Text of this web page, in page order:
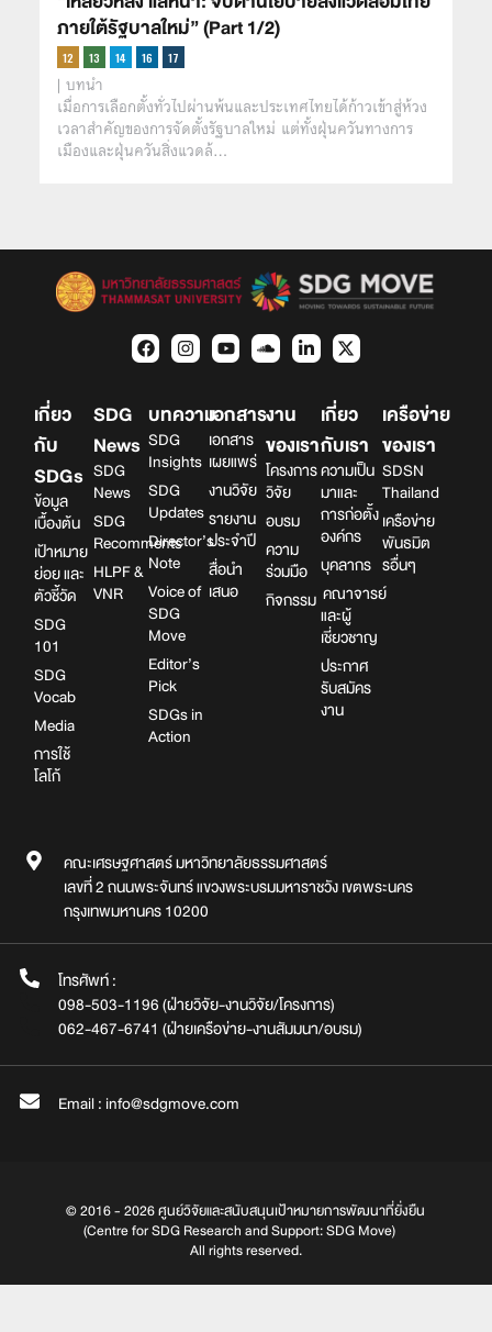
ภายใต้รัฐบาลใหม่” (Part 1/2)
| บทนำ
เมื่อการเลือกตั้งทั่วไปผ่านพ้นและประเทศไทยได้ก้าวเข้าสู่ห้วง
เวลาสำคัญของการจัดตั้งรัฐบาลใหม่ แต่ทั้งฝุ่นควันทางการ
เมืองและฝุ่นควันสิ่งแวดล้…
เกี่ยว
กับ
SDGs
ข้อมูล
เบื้องต้น
เป้าหมาย
ย่อย และ
ตัวชี้วัด
SDG
101
SDG
Vocab
Media
การใช้
โลโก้
SDG
News
SDG
News
SDG
Recomments
HLPF &
VNR
บทความ
SDG
Insights
SDG
Updates
Director’s
Note
Voice of
SDG
Move
Editor’s
Pick
SDGs in
Action
เอกสาร
เอกสาร
เผยแพร่
งานวิจัย
รายงาน
ประจำปี
สื่อนำ
เสนอ
งาน
ของเรา
โครงการ
วิจัย
อบรม
ความ
ร่วมมือ
กิจกรรม
เกี่ยว
กับเรา
ความเป็น
มาและ
การก่อตั้ง
องค์กร
บุคลากร
คณาจารย์
และผู้
เชี่ยวชาญ
ประกาศ
รับสมัคร
งาน
เครือข่าย
ของเรา
SDSN
Thailand
เครือข่าย
พันธมิต
รอื่นๆ
คณะเศรษฐศาสตร์ มหาวิทยาลัยธรรมศาสตร์
เลขที่ 2 ถนนพระจันทร์ แขวงพระบรมมหาราชวัง เขตพระนคร
กรุงเทพมหานคร 10200
โทรศัพท์ :
098-503-1196 (ฝ่ายวิจัย-งานวิจัย/โครงการ)
062-467-6741 (ฝ่ายเครือข่าย-งานสัมมนา/อบรม)
Email : info@sdgmove.com
© 2016 - 2026 ศูนย์วิจัยและสนับสนุนเป้าหมายการพัฒนาที่ยั่งยืน
(Centre for SDG Research and Support: SDG Move)
All rights reserved.